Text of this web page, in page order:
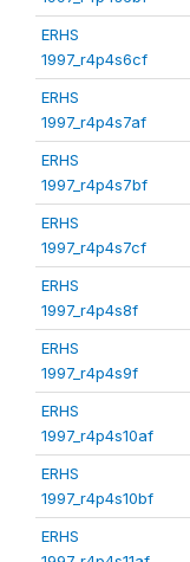
ERHS
1997_r4p4s6cf
ERHS
1997_r4p4s7af
ERHS
1997_r4p4s7bf
ERHS
1997_r4p4s7cf
ERHS
1997_r4p4s8f
ERHS
1997_r4p4s9f
ERHS
1997_r4p4s10af
ERHS
1997_r4p4s10bf
ERHS